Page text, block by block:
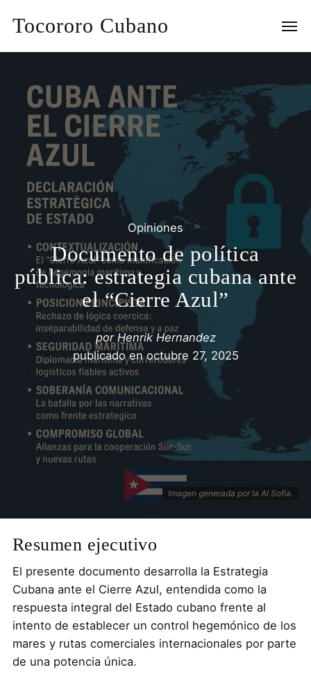
Tocororo Cubano
Opiniones
Documento de política
pública: estrategia cubana ante
el “Cierre Azul”
por Henrik Hernandez
publicado enoctubre 27, 2025
Imagen generada por la AI Sofia.
Resumen ejecutivo
El presente documento desarrolla la Estrategia
Cubana ante el Cierre Azul, entendida como la
respuesta integral del Estado cubano frente al
intento de establecer un control hegemónico de los
mares y rutas comerciales internacionales por parte
de una potencia única.